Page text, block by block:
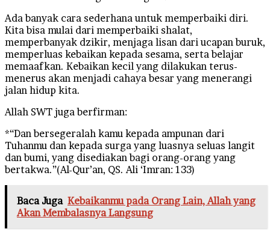
Ada banyak cara sederhana untuk memperbaiki diri.
Kita bisa mulai dari memperbaiki shalat,
memperbanyak dzikir, menjaga lisan dari ucapan buruk,
memperluas kebaikan kepada sesama, serta belajar
memaafkan. Kebaikan kecil yang dilakukan terus-
menerus akan menjadi cahaya besar yang menerangi
jalan hidup kita.
Allah SWT juga berfirman:
*“Dan bersegeralah kamu kepada ampunan dari
Tuhanmu dan kepada surga yang luasnya seluas langit
dan bumi, yang disediakan bagi orang-orang yang
bertakwa.”(Al-Qur’an, QS. Ali ‘Imran: 133)
Baca Juga Kebaikanmu pada Orang Lain, Allah yang
Akan Membalasnya Langsung